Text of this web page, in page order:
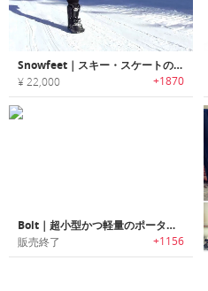
Snowfeet｜スキー・スケートのような滑走が楽しめる「スノーフィート」
¥ 22,000 +1870
Bolt｜超小型かつ軽量のポータブル電動スケートボード「ボルト」
販売終了
+1156